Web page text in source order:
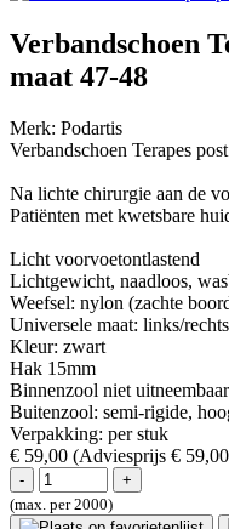
Verbandschoen
maat 47-48
Merk: Podartis
Verbandschoen Terapes
Na lichte chirurgie aan de
Patiënten met kwetsbare
Licht voorvoetontlastend
Lichtgewicht, naadloos,
Weefsel: nylon (zachte
Universele maat: links/rechts
Kleur: zwart
Hak 15mm
Binnenzool niet uitneembaar
Buitenzool: semi-rigide,
Verpakking: per stuk
€ 59,00 (Adviesprijs € 59,00
(max. per 2000)